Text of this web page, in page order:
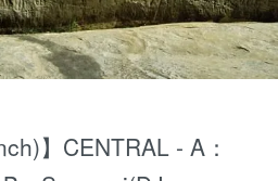
】CENTRAL - A：